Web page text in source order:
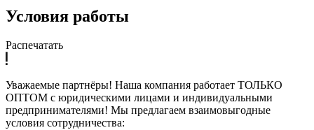
Условия работы
Распечатать
Уважаемые партнёры! Наша компания работает ТОЛЬКО
ОПТОМ с юридическими лицами и индивидуальными
предпринимателями! Мы предлагаем взаимовыгодные
условия сотрудничества: